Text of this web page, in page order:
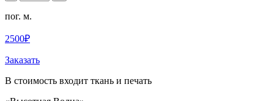
пог. м.
2500₽
Заказать
В стоимость входит ткань и печать